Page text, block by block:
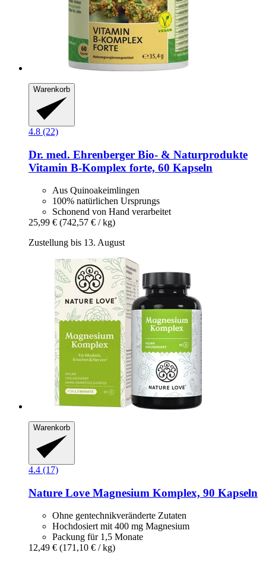
Warenkorb
4.8 (22)
Dr. med. Ehrenberger Bio- & Naturprodukte
Vitamin B-​Komplex forte, 60 Kapseln
Aus Quinoakeimlingen
100% natürlichen Ursprungs
Schonend von Hand verarbeitet
25,99 € (742,57 € / kg)
Zustellung bis 13. August
Warenkorb
4.4 (17)
Nature Love Magnesium Komplex, 90 Kapseln
Ohne gentechnikveränderte Zutaten
Hochdosiert mit 400 mg Magnesium
Packung für 1,5 Monate
12,49 € (171,10 € / kg)